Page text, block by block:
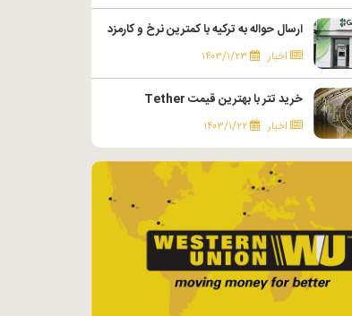
ارسال حواله به ترکیه با کمترین نرخ و کارمزد
اخبار ۱۴۰۳/۱/۲۳
خرید تتر با بهترین قیمت Tether
اخبار ۱۴۰۳/۱/۲۲